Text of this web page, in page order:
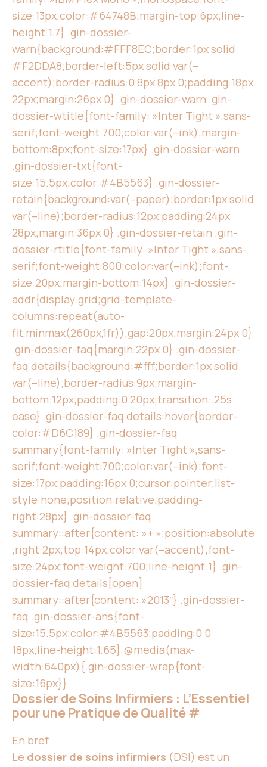
size:13px;color:#64748B;margin-top:6px;line-
height:1.7} .gin-dossier-
warn{background:#FFF8EC;border:1px solid
#F2DDA8;border-left:5px solid var(–
accent);border-radius:0 8px 8px 0;padding:18px
22px;margin:26px 0} .gin-dossier-warn .gin-
dossier-wtitle{font-family: »Inter Tight »,sans-
serif;font-weight:700;color:var(–ink);margin-
bottom:8px;font-size:17px} .gin-dossier-warn
.gin-dossier-txt{font-
size:15.5px;color:#4B5563} .gin-dossier-
retain{background:var(–paper);border:1px solid
var(–line);border-radius:12px;padding:24px
28px;margin:36px 0} .gin-dossier-retain .gin-
dossier-rtitle{font-family: »Inter Tight »,sans-
serif;font-weight:800;color:var(–ink);font-
size:20px;margin-bottom:14px} .gin-dossier-
addr{display:grid;grid-template-
columns:repeat(auto-
fit,minmax(260px,1fr));gap:20px;margin:24px 0}
.gin-dossier-faq{margin:22px 0} .gin-dossier-
faq details{background:#fff;border:1px solid
var(–line);border-radius:9px;margin-
bottom:12px;padding:0 20px;transition:.25s
ease} .gin-dossier-faq details:hover{border-
color:#D6C189} .gin-dossier-faq
summary{font-family: »Inter Tight »,sans-
serif;font-weight:700;color:var(–ink);font-
size:17px;padding:16px 0;cursor:pointer;list-
style:none;position:relative;padding-
right:28px} .gin-dossier-faq
summary::after{content: »+ »;position:absolute
;right:2px;top:14px;color:var(–accent);font-
size:24px;font-weight:700;line-height:1} .gin-
dossier-faq details[open]
summary::after{content: »2013″} .gin-dossier-
faq .gin-dossier-ans{font-
size:15.5px;color:#4B5563;padding:0 0
18px;line-height:1.65} @media(max-
width:640px){.gin-dossier-wrap{font-
size:16px}}
Dossier de Soins Infirmiers : L’Essentiel
pour une Pratique de Qualité#
En bref
Le dossier de soins infirmiers (DSI) est un